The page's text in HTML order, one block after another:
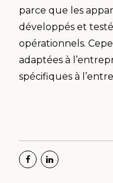
parce que les
développés et
opérationnels.
adaptées à
spécifiques à